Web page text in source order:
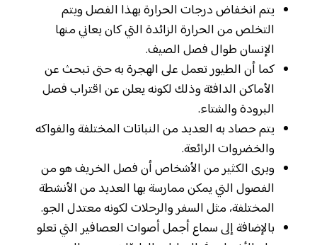
يتم انخفاض درجات الحرارة بهذا الفصل ويتم
التخلص من الحرارة الزائدة التي كان يعاني منها
الإنسان طوال فصل الصيف.
كما أن الطيور تعمل على الهجرة به حتى تبحث عن
الأماكن الدافئة وذلك لكونه يعلن عن اقتراب فصل
البرودة والشتاء.
يتم حصاد به العديد من النباتات المختلفة والفواكه
والخضروات الرائعة.
ويرى الكثير من الأشخاص أن فصل الخريف هو من
الفصول التي يمكن ممارسة بها العديد من الأنشطة
المختلفة، مثل السفر والرحلات لكونه معتدل الجو.
بالإضافة إلى سماع أجمل أصوات العصافير التي تعلو